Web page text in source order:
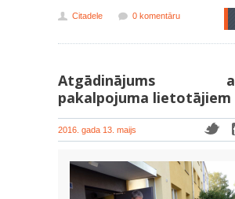
Citadele 0 komentāru
Atgādinājums
pakalpojuma lietotājiem
2016. gada 13. maijs